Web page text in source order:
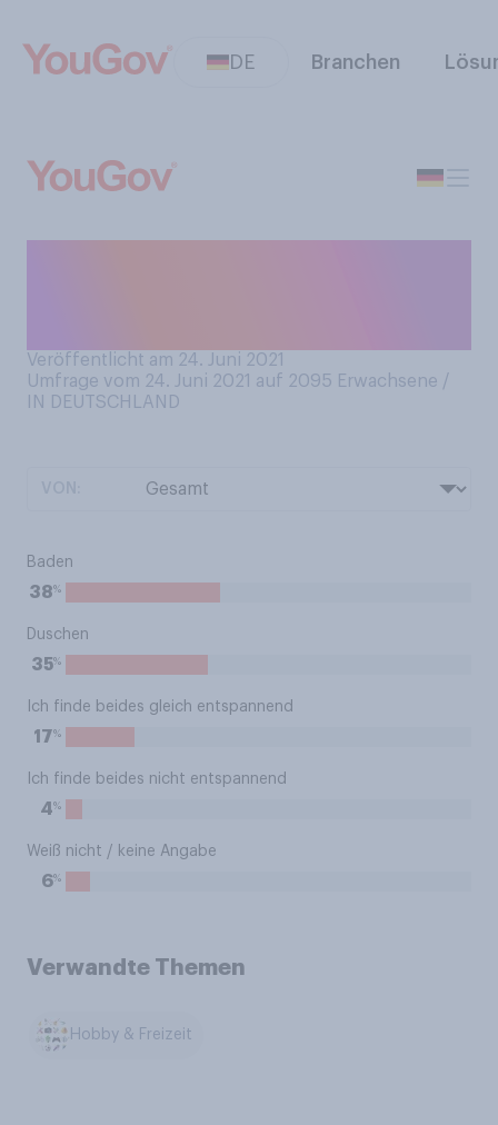
DE Branchen
Veröffentlicht am 24. Juni 2021
Umfrage vom 24. Juni 2021 auf 2095 Erwachsene /
IN DEUTSCHLAND
Baden
38%
Duschen
35%
Ich finde beides gleich entspannend
17%
Ich finde beides nicht entspannend
4%
Weiß nicht / keine Angabe
6%
Verwandte Themen
Hobby & Freizeit